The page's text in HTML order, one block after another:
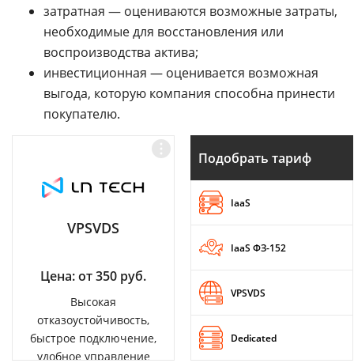
затратная — оцениваются возможные затраты,
необходимые для восстановления или
воспроизводства актива;
инвестиционная — оценивается возможная
выгода, которую компания способна принести
покупателю.
VPSVDS
Цена: от 350 руб.
Высокая
отказоустойчивость,
быстрое подключение,
удобное управление
Подобрать тариф
IaaS
IaaS ФЗ-152
VPSVDS
Dedicated